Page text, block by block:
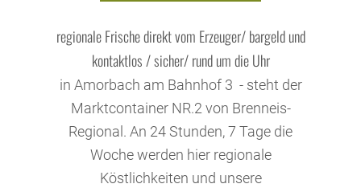
regionale Frische direkt vom Erzeuger/ bargeld und
kontaktlos / sicher/ rund um die Uhr
in Amorbach am Bahnhof 3 - steht der
Marktcontainer NR.2 von Brenneis-
Regional. An 24 Stunden, 7 Tage die
Woche werden hier regionale
Köstlichkeiten und unsere